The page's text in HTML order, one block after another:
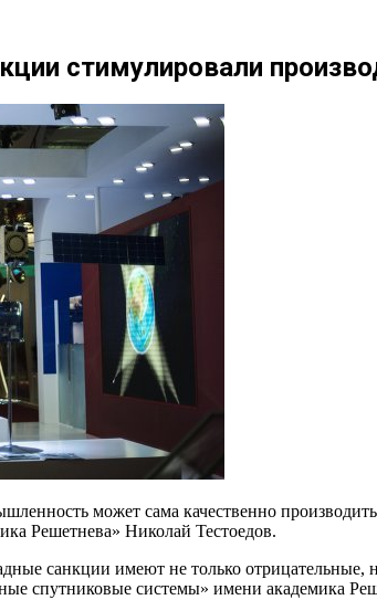
года
полосе
стимулировали
может сама качественно
Решетнева» Николай Тестоедов.
санкции имеют не только отрицательные,
спутниковые системы» имени академика